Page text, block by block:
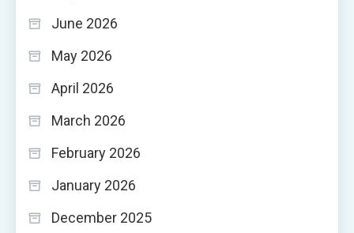
June 2026
May 2026
April 2026
March 2026
February 2026
January 2026
December 2025